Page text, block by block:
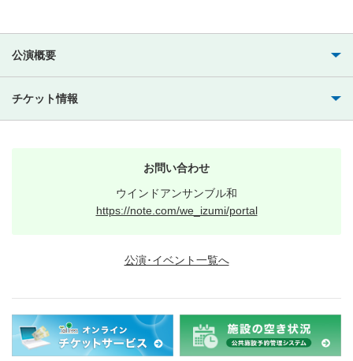
公演概要
チケット情報
お問い合わせ
ウインドアンサンブル和
https://note.com/we_izumi/portal
公演･イベント一覧へ